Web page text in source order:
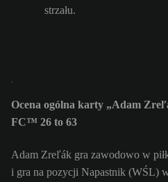
strzału.
Ocena ogólna karty „Adam
FC™ 26 to 63
Adam Zreľák gra zawodowo w
i gra na pozycji Napastnik (WŚL)